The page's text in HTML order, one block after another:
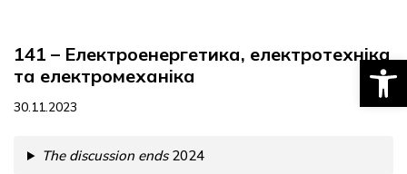
141 – Електроенергетика, електротехніка
та електромеханіка
30.11.2023
The discussion ends2024